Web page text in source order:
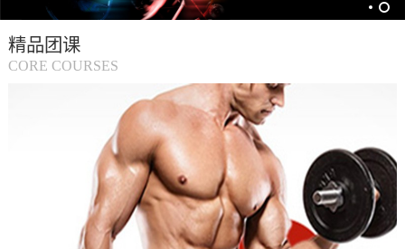
育
(中
精品团课
CORE COURSES